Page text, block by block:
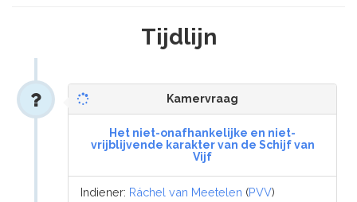
Tijdlijn
Kamervraag
Het niet-onafhankelijke en niet-
vrijblijvende karakter van de Schijf van
Vijf
Indiener: Ráchel van Meetelen (PVV)